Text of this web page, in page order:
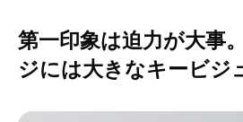
第一印象は迫力が大事
ジには大きなキービジ